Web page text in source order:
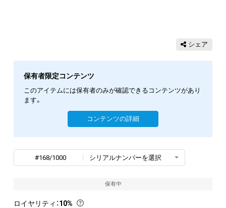
シェア
保有者限定コンテンツ
このアイテムには保有者のみが確認できるコンテンツがあり
ます。
コンテンツの詳細
#168/1000 シリアルナンバーを選択
保有中
ロイヤリティ ：10%